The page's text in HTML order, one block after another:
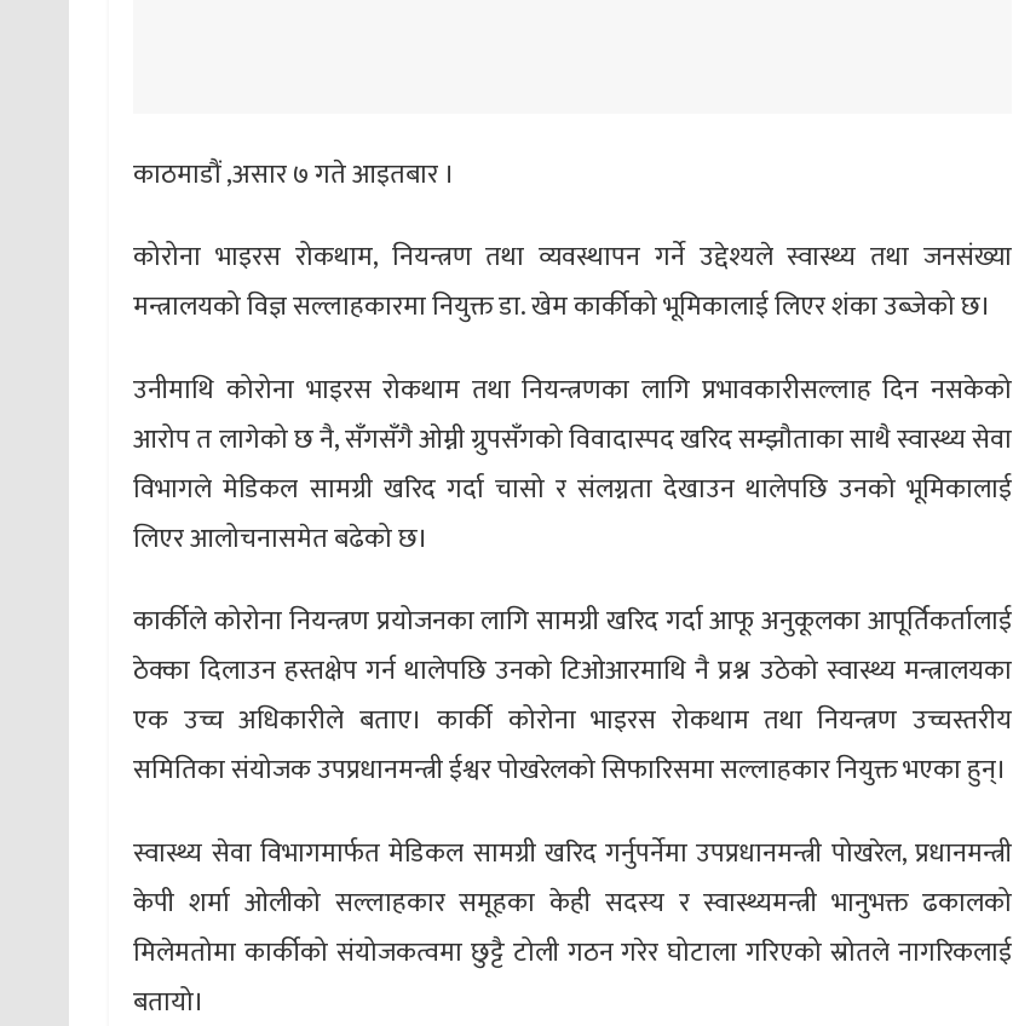
काठमाडौं ,असार ७ गते आइतबार ।
कोरोना भाइरस रोकथाम, नियन्त्रण तथा व्यवस्थापन गर्ने उद्देश्यले स्वास्थ्य तथा जनसंख्या
मन्त्रालयको विज्ञ सल्लाहकारमा नियुक्त डा. खेम कार्कीको भूमिकालाई लिएर शंका उब्जेको छ।
उनीमाथि कोरोना भाइरस रोकथाम तथा नियन्त्रणका लागि प्रभावकारीसल्लाह दिन नसकेको
आरोप त लागेको छ नै, सँगसँगै ओम्नी ग्रुपसँगको विवादास्पद खरिद सम्झौताका साथै स्वास्थ्य सेवा
विभागले मेडिकल सामग्री खरिद गर्दा चासो र संलग्नता देखाउन थालेपछि उनको भूमिकालाई
लिएर आलोचनासमेत बढेको छ।
कार्कीले कोरोना नियन्त्रण प्रयोजनका लागि सामग्री खरिद गर्दा आफू अनुकूलका आपूर्तिकर्तालाई
ठेक्का दिलाउन हस्तक्षेप गर्न थालेपछि उनको टिओआरमाथि नै प्रश्न उठेको स्वास्थ्य मन्त्रालयका
एक उच्च अधिकारीले बताए। कार्की कोरोना भाइरस रोकथाम तथा नियन्त्रण उच्चस्तरीय
समितिका संयोजक उपप्रधानमन्त्री ईश्वर पोखरेलको सिफारिसमा सल्लाहकार नियुक्त भएका हुन्।
स्वास्थ्य सेवा विभागमार्फत मेडिकल सामग्री खरिद गर्नुपर्नेमा उपप्रधानमन्त्री पोखरेल, प्रधानमन्त्री
केपी शर्मा ओलीको सल्लाहकार समूहका केही सदस्य र स्वास्थ्यमन्त्री भानुभक्त ढकालको
मिलेमतोमा कार्कीको संयोजकत्वमा छुट्टै टोली गठन गरेर घोटाला गरिएको स्रोतले नागरिकलाई
बतायो।